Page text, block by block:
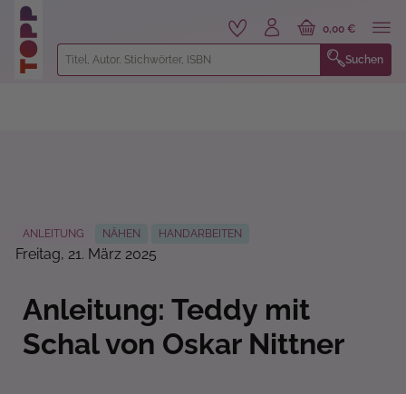
springen
Suchen
0,00 €
ANLEITUNG NÄHEN HANDARBEITEN
Freitag, 21. März 2025
Anleitung: Teddy mit
Schal von Oskar Nittner